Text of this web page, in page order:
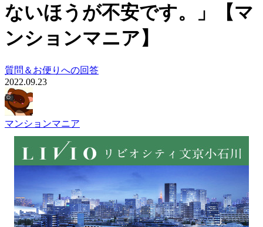
ないほうが不安です。」【マ
ンションマニア】
質問＆お便りへの回答
2022.09.23
マンションマニア